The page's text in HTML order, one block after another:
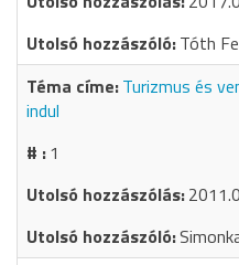
Tóth
Turizmus és
indul
1